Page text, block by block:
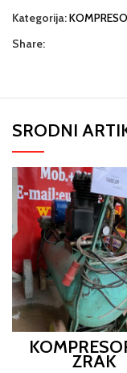
Kategorija:
Share:
SRODNI
ZRAK